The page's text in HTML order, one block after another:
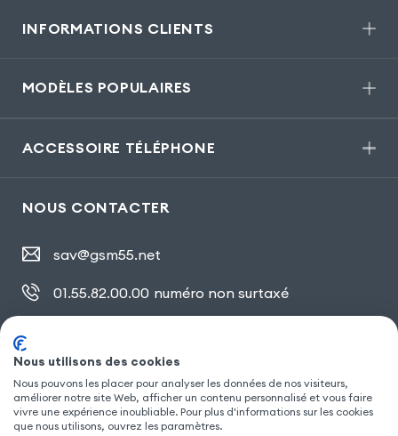
INFORMATIONS CLIENTS
MODÈLES POPULAIRES
ACCESSOIRE TÉLÉPHONE
NOUS CONTACTER
sav@gsm55.net
01.55.82.00.00 numéro non surtaxé
SUIVEZ NOUS
Nous utilisons des cookies
Nous pouvons les placer pour analyser les données de nos visiteurs,
améliorer notre site Web, afficher un contenu personnalisé et vous faire
vivre une expérience inoubliable. Pour plus d'informations sur les cookies
que nous utilisons, ouvrez les paramètres.